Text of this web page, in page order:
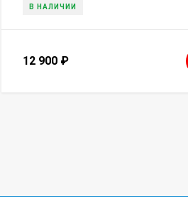
В НАЛИЧИИ
12 900 ₽